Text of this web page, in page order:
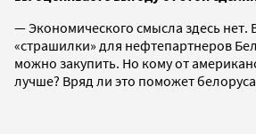
— Экономического смысла здесь нет.
«страшилки» для нефтепартнеров
можно закупить. Но кому от
лучше? Вряд ли это поможет